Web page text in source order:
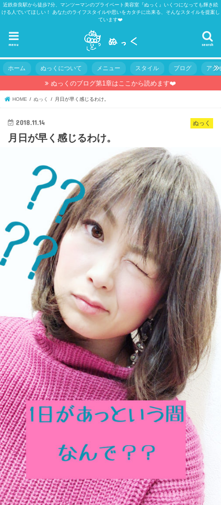
近鉄奈良駅から徒歩7分、マンツーマンのプライベート美容室『ぬっく』いくつになっても輝き続
ける人でいてほしい！ あなたのライフスタイルや思いをカタチに出来る、そんなスタイルを提案し
ています❤️
search
menu
ホーム ぬっくについて メニュー スタイル ブログ アク
ぬっくのブログ第1章はここから読めます❤️
HOME ぬっく 月日が早く感じるわけ。
ぬっく
2018.11.14
月日が早く感じるわけ。